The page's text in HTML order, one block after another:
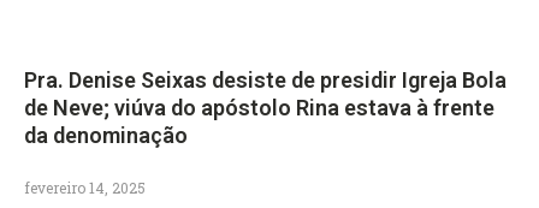
Pra. Denise Seixas desiste de presidir Igreja Bola
de Neve; viúva do apóstolo Rina estava à frente
da denominação
fevereiro 14, 2025